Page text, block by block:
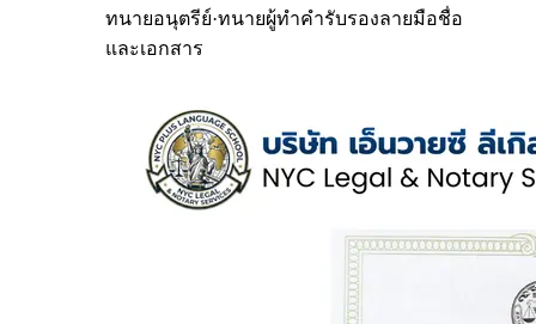
ทนายอนุตรีย์·ทนายผู้ทำคำรับรองลายมือชื่อ
และเอกสาร